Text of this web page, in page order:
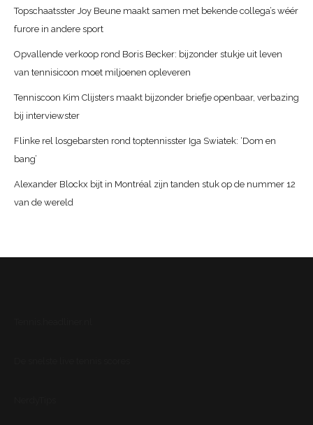
Topschaatsster Joy Beune maakt samen met bekende collega’s wéér
furore in andere sport
Opvallende verkoop rond Boris Becker: bijzonder stukje uit leven
van tennisicoon moet miljoenen opleveren
Tenniscoon Kim Clijsters maakt bijzonder briefje openbaar, verbazing
bij interviewster
Flinke rel losgebarsten rond toptennisster Iga Swiatek: ‘Dom en
bang’
Alexander Blockx bijt in Montréal zijn tanden stuk op de nummer 12
van de wereld